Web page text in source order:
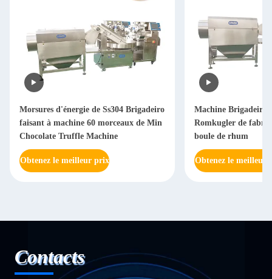
Morsures d'énergie de Ss304 Brigadeiro
faisant à machine 60 morceaux de Min
Chocolate Truffle Machine
Obtenez le meilleur prix
Machine Brigadeiro
Romkugler de
boule de rhum
Obtenez le meilleur
Contacts